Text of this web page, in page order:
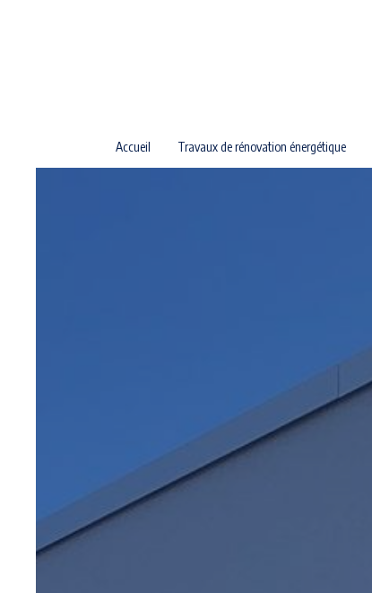
Accueil Travaux de rénovation énergétique